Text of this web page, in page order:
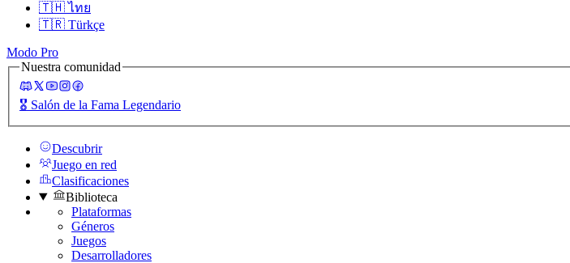
🇹🇭 ไทย
🇹🇷 Türkçe
Modo Pro
Nuestra comunidad
🎖️ Salón de la Fama Legendario
Descubrir
Juego en red
Clasificaciones
Biblioteca
Plataformas
Géneros
Juegos
Desarrolladores